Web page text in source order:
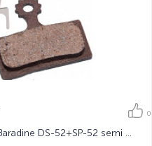
0
Дискові гальмівні колодки Baradine DS-52+SP-52 semi metal, для Shimano XTR 2011/M985